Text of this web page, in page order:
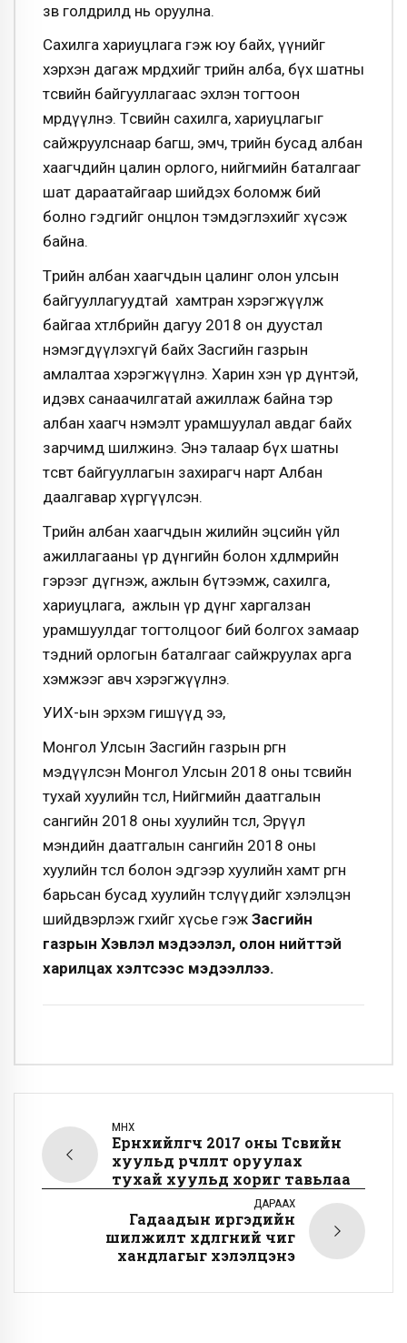
зөв голдрилд нь оруулна.
Сахилга хариуцлага гэж юу байх, үүнийг
хэрхэн дагаж мөрдөхийг төрийн алба, бүх шатны
төсвийн байгууллагаас эхлэн тогтоон
мөрдүүлнэ. Төсвийн сахилга, хариуцлагыг
сайжруулснаар багш, эмч, төрийн бусад албан
хаагчдийн цалин орлого, нийгмийн баталгааг
шат дараатайгаар шийдэх боломж бий
болно гэдгийг онцлон тэмдэглэхийг хүсэж
байна.
Төрийн албан хаагчдын цалинг олон улсын
байгууллагуудтай хамтран хэрэгжүүлж
байгаа хөтөлбөрийн дагуу 2018 он дуустал
нэмэгдүүлэхгүй байх Засгийн газрын
амлалтаа хэрэгжүүлнэ. Харин хэн үр дүнтэй,
идэвх санаачилгатай ажиллаж байна тэр
албан хаагч нэмэлт урамшуулал авдаг байх
зарчимд шилжинэ. Энэ талаар бүх шатны
төсөвт байгууллагын захирагч нарт Албан
даалгавар хүргүүлсэн.
Төрийн албан хаагчдын жилийн эцсийн үйл
ажиллагааны үр дүнгийн болон хөдөлмөрийн
гэрээг дүгнэж, ажлын бүтээмж, сахилга,
хариуцлага, ажлын үр дүнг харгалзан
урамшуулдаг тогтолцоог бий болгох замаар
тэдний орлогын баталгааг сайжруулах арга
хэмжээг авч хэрэгжүүлнэ.
УИХ-ын эрхэм гишүүд ээ,
Монгол Улсын Засгийн газрын өргөн
мэдүүлсэн Монгол Улсын 2018 оны төсвийн
тухай хуулийн төсөл, Нийгмийн даатгалын
сангийн 2018 оны хуулийн төсөл, Эрүүл
мэндийн даатгалын сангийн 2018 оны
хуулийн төсөл болон эдгээр хуулийн хамт өргөн
барьсан бусад хуулийн төслүүдийг хэлэлцэн
шийдвэрлэж өгөхийг хүсье гэж Засгийн
газрын Хэвлэл мэдээлэл, олон нийттэй
харилцах хэлтсээс мэдээллээ.
ӨМНӨХ
Ерөнхийлөгч 2017 оны Төсвийн
хуульд өөрчлөлт оруулах
тухай хуульд хориг тавьлаа
ДАРААХ
Гадаадын иргэдийн
шилжилт хөдөлгөөний чиг
хандлагыг хэлэлцэнэ